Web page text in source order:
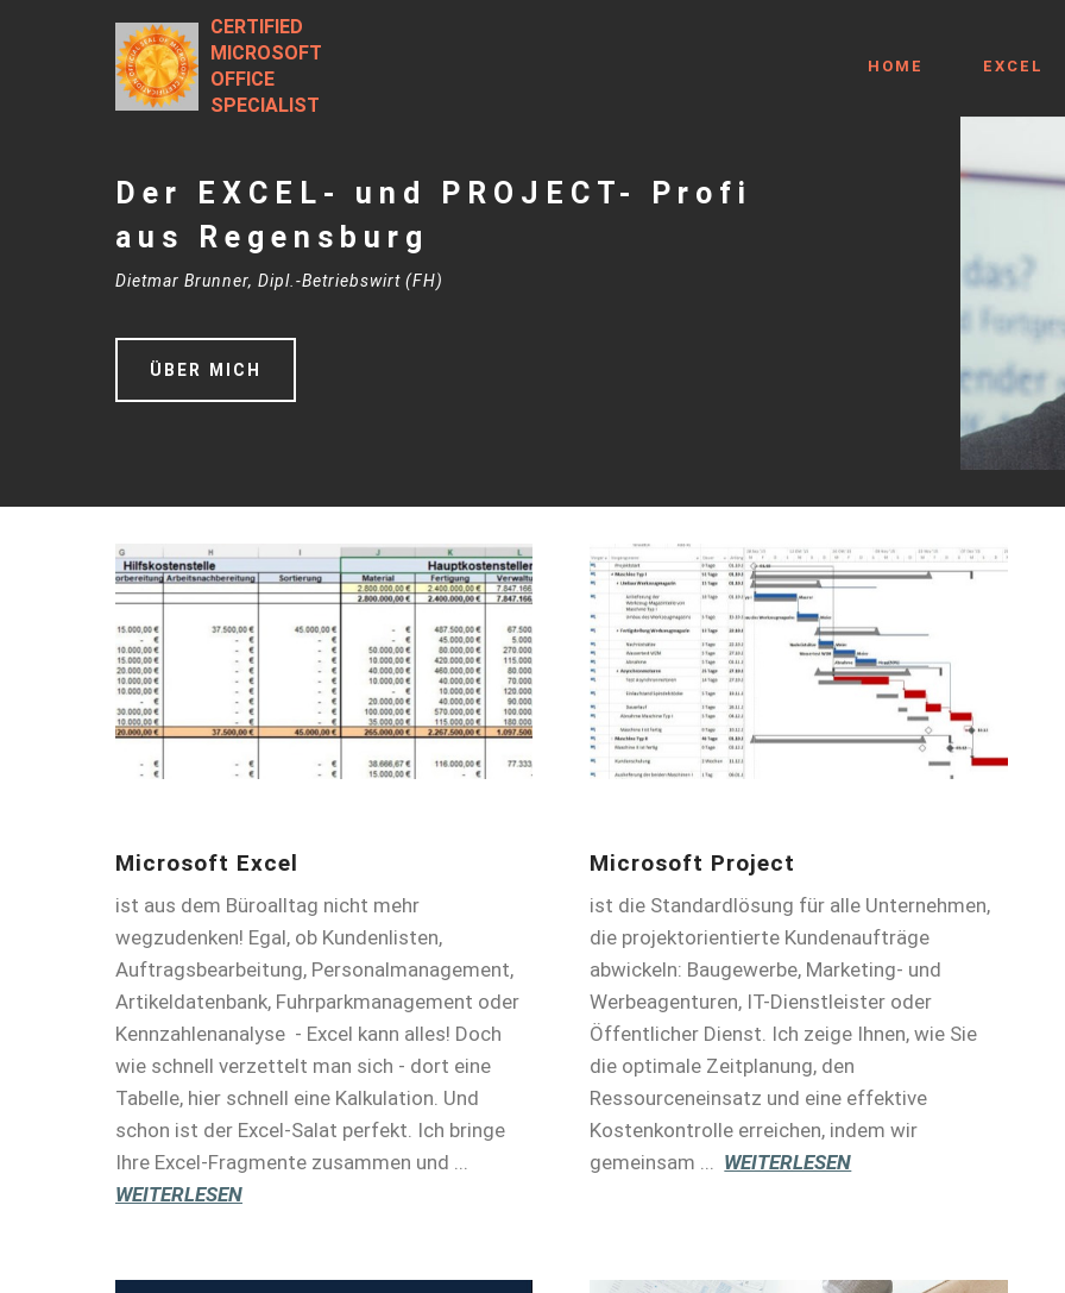
CERTIFIED
MICROSOFT
OFFICE
SPECIALIST
HOME EXCEL
Der EXCEL- und PROJECT- Profi
aus Regensburg
Dietmar Brunner, Dipl.-Betriebswirt (FH)
ÜBER MICH
Microsoft Excel
ist aus dem Büroalltag nicht mehr
wegzudenken! Egal, ob Kundenlisten,
Auftragsbearbeitung, Personalmanagement,
Artikeldatenbank, Fuhrparkmanagement oder
Kennzahlenanalyse - Excel kann alles! Doch
wie schnell verzettelt man sich - dort eine
Tabelle, hier schnell eine Kalkulation. Und
schon ist der Excel-Salat perfekt. Ich bringe
Ihre Excel-Fragmente zusammen und ...
WEITERLESEN
Microsoft Project
ist die Standardlösung für alle Unternehmen,
die projektorientierte Kundenaufträge
abwickeln: Baugewerbe, Marketing- und
Werbeagenturen, IT-Dienstleister oder
Öffentlicher Dienst. Ich zeige Ihnen, wie Sie
die optimale Zeitplanung, den
Ressourceneinsatz und eine effektive
Kostenkontrolle erreichen, indem wir
gemeinsam ... WEITERLESEN